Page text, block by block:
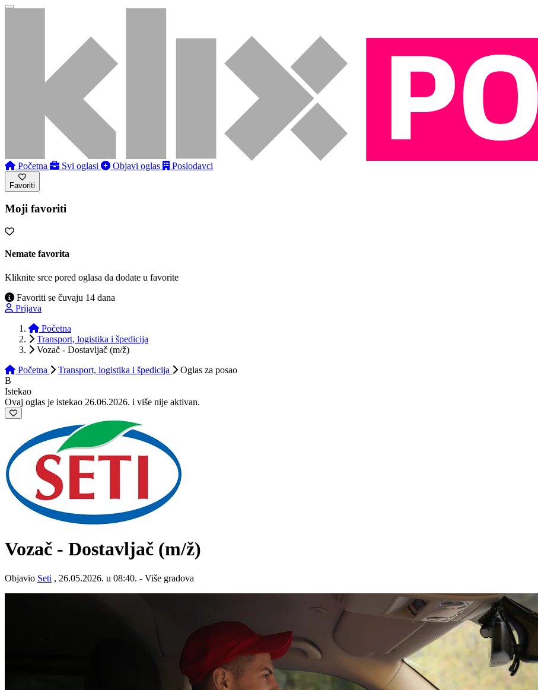
Početna Svi oglasi Objavi oglas Poslodavci
Favoriti
Moji favoriti
Nemate favorita
Kliknite srce pored oglasa da dodate u favorite
Favoriti se čuvaju 14 dana
Prijava
Početna
Transport, logistika i špedicija
Vozač - Dostavljač (m/ž)
Početna
Transport, logistika i špedicija Oglas za posao
B
Istekao
Ovaj oglas je istekao 26.06.2026. i više nije aktivan.
Vozač - Dostavljač (m/ž)
Objavio Seti , 26.05.2026. u 08:40. - Više gradova